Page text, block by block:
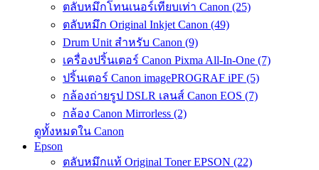
ตลับหมึกโทนเนอร์เทียบเท่า Canon (25)
ตลับหมึก Original Inkjet Canon (49)
Drum Unit สำหรับ Canon (9)
เครื่องปริ้นเตอร์ Canon Pixma All-In-One (7)
ปริ้นเตอร์ Canon imagePROGRAF iPF (5)
กล้องถ่ายรูป DSLR เลนส์ Canon EOS (7)
กล้อง Canon Mirrorless (2)
ดูทั้งหมดใน Canon
Epson
ตลับหมึกแท้ Original Toner EPSON (22)